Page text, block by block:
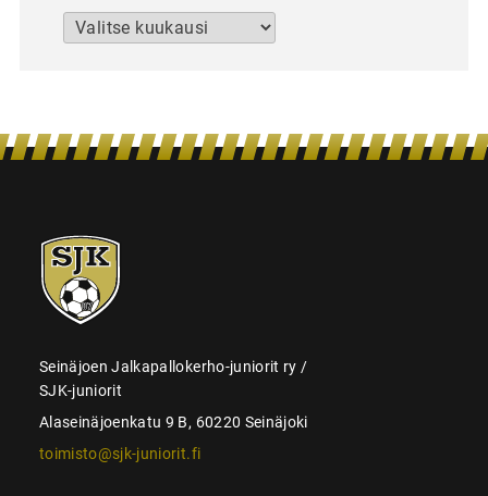
Arkistot
SJK-
juniorit
Seinäjoen Jalkapallokerho-juniorit ry /
SJK-juniorit
Alaseinäjoenkatu 9 B, 60220 Seinäjoki
toimisto@sjk-juniorit.fi